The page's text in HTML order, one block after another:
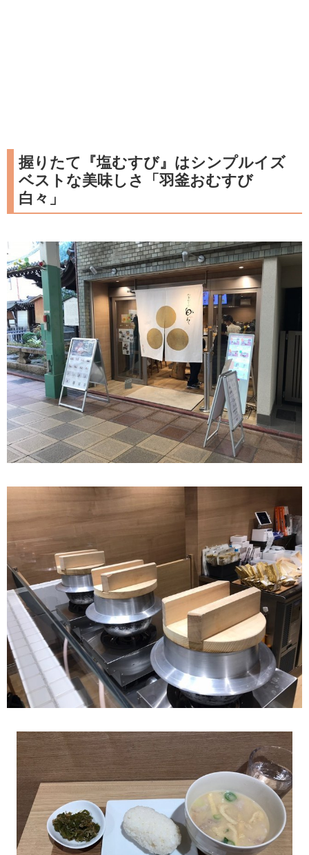
握りたて『塩むすび』はシンプルイズ
ベストな美味しさ「羽釜おむすび
白々」